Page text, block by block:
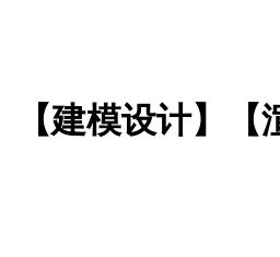
【建模设计】